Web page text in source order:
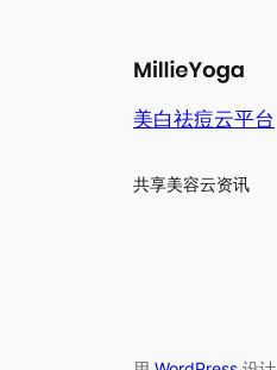
美白祛痘云平台
共享美容云资讯